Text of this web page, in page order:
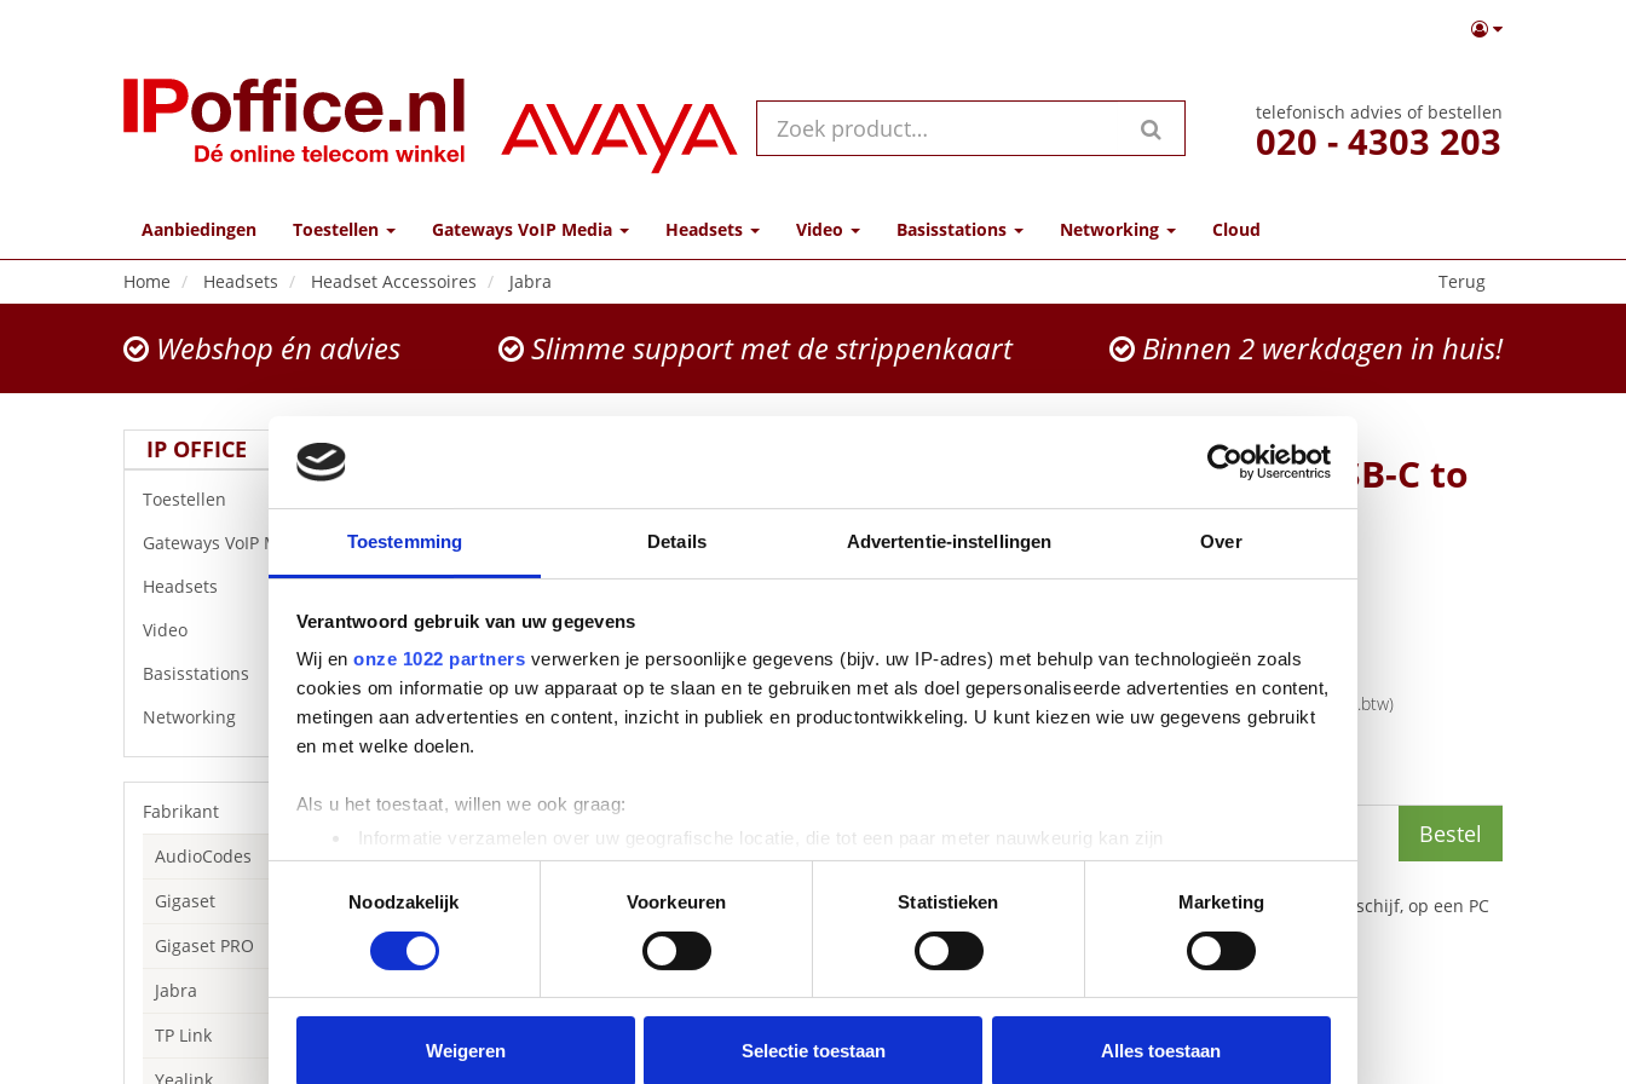
Toestemming Details Advertentie-instellingen Over
Verantwoord gebruik van uw gegevens
Wij en onze 1022 partners verwerken je persoonlijke gegevens (bijv. uw IP-adres) met behulp van technologieën zoals
cookies om informatie op uw apparaat op te slaan en te gebruiken met als doel gepersonaliseerde advertenties en content,
metingen aan advertenties en content, inzicht in publiek en productontwikkeling. U kunt kiezen wie uw gegevens gebruikt
en met welke doelen.
Als u het toestaat, willen we ook graag:
Informatie verzamelen over uw geografische locatie, die tot een paar meter nauwkeurig kan zijn
Uw apparaat identificeren door het actief te scannen op specifieke eigenschappen (fingerprinting)
Lees meer over hoe uw persoonlijke gegevens worden verwerkt en stel uw voorkeuren in het
detailgedeeltein. U kunt uw
toestemming op elk moment wijzigen of intrekken in de Cookieverklaring.
websiteverkeer te analyseren. Ook delen we informatie over uw gebruik van onze site met onze partners voor social
media, adverteren en analyse. Deze partners kunnen deze gegevens combineren met andere informatie die u aan ze heeft
Noodzakelijk
Voorkeuren Statistieken Marketing
Weigeren Selectie toestaan Alles toestaan
telefonisch advies of bestellen
020 - 4303 203
Aanbiedingen Toestellen Gateways VoIP Media Headsets Video Basisstations Networking Cloud
Terug
Home Headsets Headset Accessoires Jabra
Webshop én advies Slimme support met de strippenkaart Binnen 2 werkdagen in huis!
IP OFFICE
Toestellen
Gateways VoIP Media
Headsets
Video
Basisstations
Networking
Fabrikant
AudioCodes
Gigaset
Gigaset PRO
Jabra
TP Link
Evolve2 USB Cable USB-C to
USB-C, 1.2m, Black
Fabrikant
EAN code
5706991023336
Bruto advies prijs
€ 49,00 29 incl.btw)
Bestel
DezeUSB -adapter kunt u apparaten met een type A-aansluiting, bijv.
-sticks, een muis of een externe harde schijf, op een PC
of laptop die is uitgerust met eenUSB